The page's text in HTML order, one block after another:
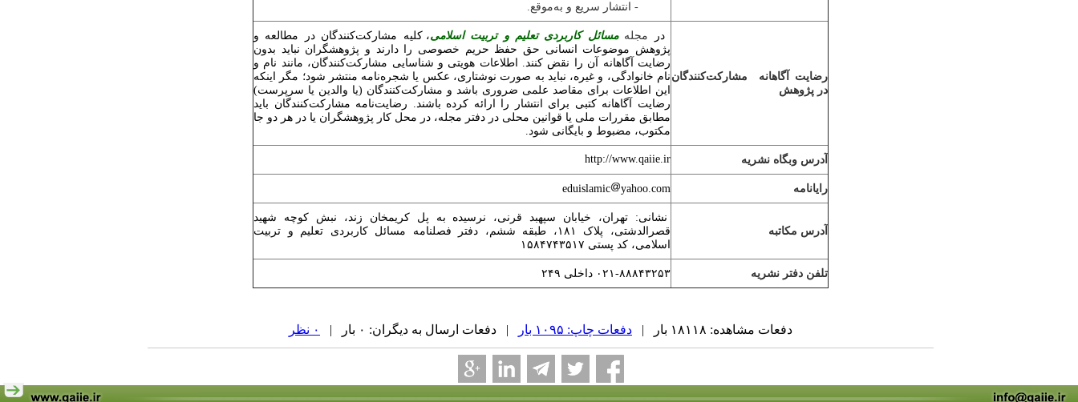
- انتشار سریع و به‌موقع.
رضایت آگاهانه مشارکت‌کنندگان
در پژوهش
در مجلهمسائل کاربردی تعلیم و تربیت اسلامی، کلیه مشارکت‌کنندگان در مطالعه و
پژوهش موضوعات انسانی حق حفظ حریم خصوصی را دارند و پژوهشگران نباید بدون
رضایت آگاهانه آن را نقض کنند. اطلاعات هویتی و شناسایی مشارکت‌کنندگان، مانند نام و
نام خانوادگی، و غیره، نباید به صورت نوشتاری، عکس یا شجره‌نامه منتشر شود؛ مگر اینکه
این اطلاعات برای مقاصد علمی ضروری باشد و مشارکت‌کنندگان (یا والدین یا سرپرست)
رضایت آگاهانه کتبی برای انتشار را ارائه کرده باشند. رضایت‌نامه مشارکت‌کنندگان باید
مطابق مقررات ملی یا قوانین محلی در دفتر مجله، در محل کار پژوهشگران یا در هر دو جا
مکتوب، مضبوط و بایگانی شود.
آدرس وبگاه نشریه http://www.qaiie.ir
رایانامه eduislamic yahoo.com
آدرس مکاتبه
نشانی: تهران، خیابان سپهبد قرنی، نرسیده به پل کریم­خان زند، نبش کوچه شهید
قصرالدشتی، پلاک ۱۸۱، طبقه ششم، دفتر فصلنامه مسائل کاربردی تعلیم و تربیت
اسلامی، کد پستی ۱۵۸۴۷۴۳۵۱۷
تلفن دفتر نشریه ۰۲۱-۸۸۸۴۳۲۵۳ داخلی ۲۴۹
دفعات مشاهده: ۱۸۱۱۸ بار | دفعات چاپ: ۱۰۹۵ بار | دفعات ارسال به دیگران: ۰ بار | ۰ نظر